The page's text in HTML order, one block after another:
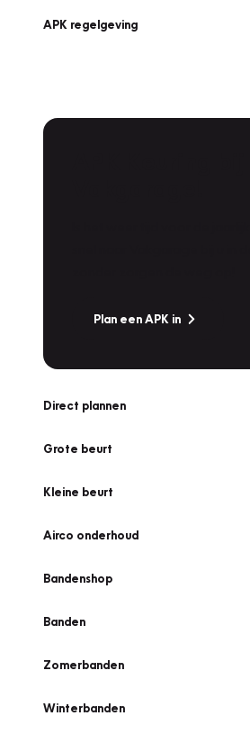
APK regelgeving
Plan een APK in
Direct plannen
Grote beurt
Kleine beurt
Airco onderhoud
Bandenshop
Banden
Zomerbanden
Winterbanden